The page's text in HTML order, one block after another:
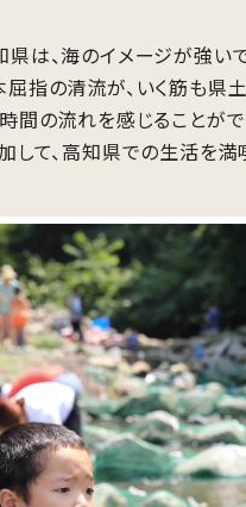
は、海のイメージが強い
指の清流が、いく筋も県
間の流れを感じることが
して、高知県での生活を満